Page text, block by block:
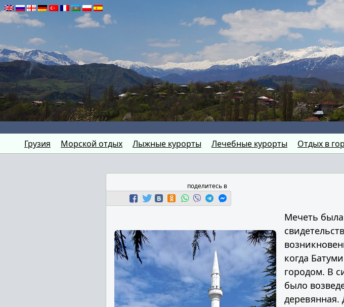
Грузия Морской отдых Лыжные курорты Лечебные курорты Отдых в
поделитесь в
Мечеть была
когда
городом. В
было